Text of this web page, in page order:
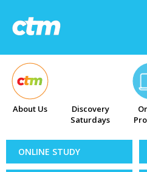
About Us
Discovery
Saturdays
ONLINE STUDY